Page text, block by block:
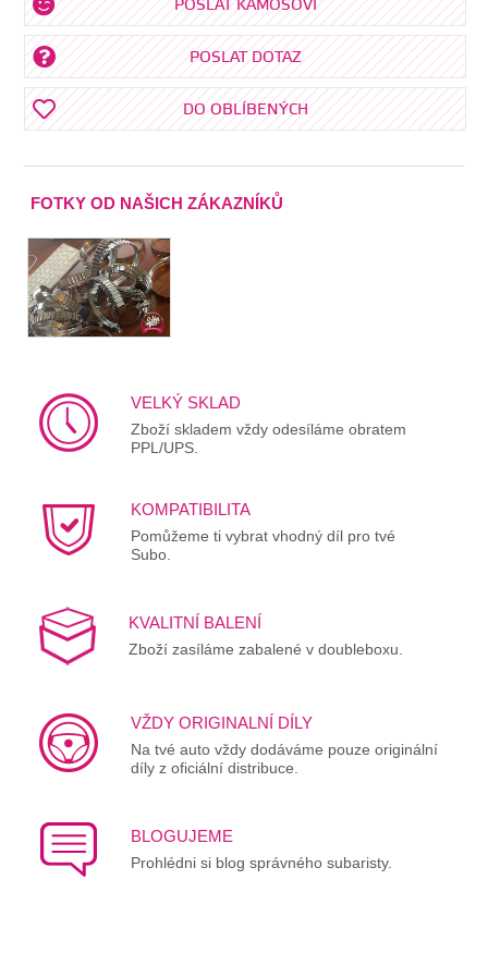
POSLAT KÁMOŠOVI
POSLAT DOTAZ
DO OBLÍBENÝCH
FOTKY OD NAŠICH ZÁKAZNÍKŮ
VELKÝ SKLAD
Zboží skladem vždy odesíláme obratem
PPL/UPS.
KOMPATIBILITA
Pomůžeme ti vybrat vhodný díl pro tvé
Subo.
KVALITNÍ BALENÍ
Zboží zasíláme zabalené v doubleboxu.
VŽDY ORIGINALNÍ DÍLY
Na tvé auto vždy dodáváme pouze originální
díly z oficiální distribuce.
BLOGUJEME
Prohlédni si blog správného subaristy.